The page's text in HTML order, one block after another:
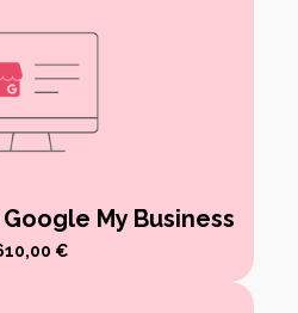
My Business
€